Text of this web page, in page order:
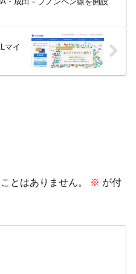
マイ
とはありません。 ※ が付